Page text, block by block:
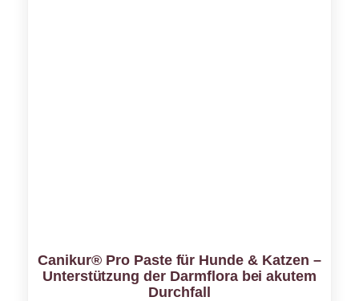
Canikur® Pro Paste für Hunde & Katzen –
Unterstützung der Darmflora bei akutem
Durchfall